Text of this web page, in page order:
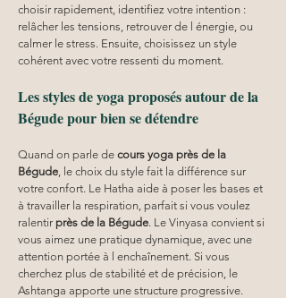
choisir rapidement, identifiez votre intention :
relâcher les tensions, retrouver de l énergie, ou
calmer le stress. Ensuite, choisissez un style
cohérent avec votre ressenti du moment.
Les styles de yoga proposés autour de la
Bégude pour bien se détendre
Quand on parle de cours yoga près de la
Bégude , le choix du style fait la différence sur
votre confort. Le Hatha aide à poser les bases et
à travailler la respiration, parfait si vous voulez
ralentir près de la Bégude. Le Vinyasa convient si
vous aimez une pratique dynamique, avec une
attention portée à l enchaînement. Si vous
cherchez plus de stabilité et de précision, le
Ashtanga apporte une structure progressive.